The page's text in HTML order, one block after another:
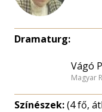
Dramaturg:
Vágó
Magyar
Színészek:(4 fő,